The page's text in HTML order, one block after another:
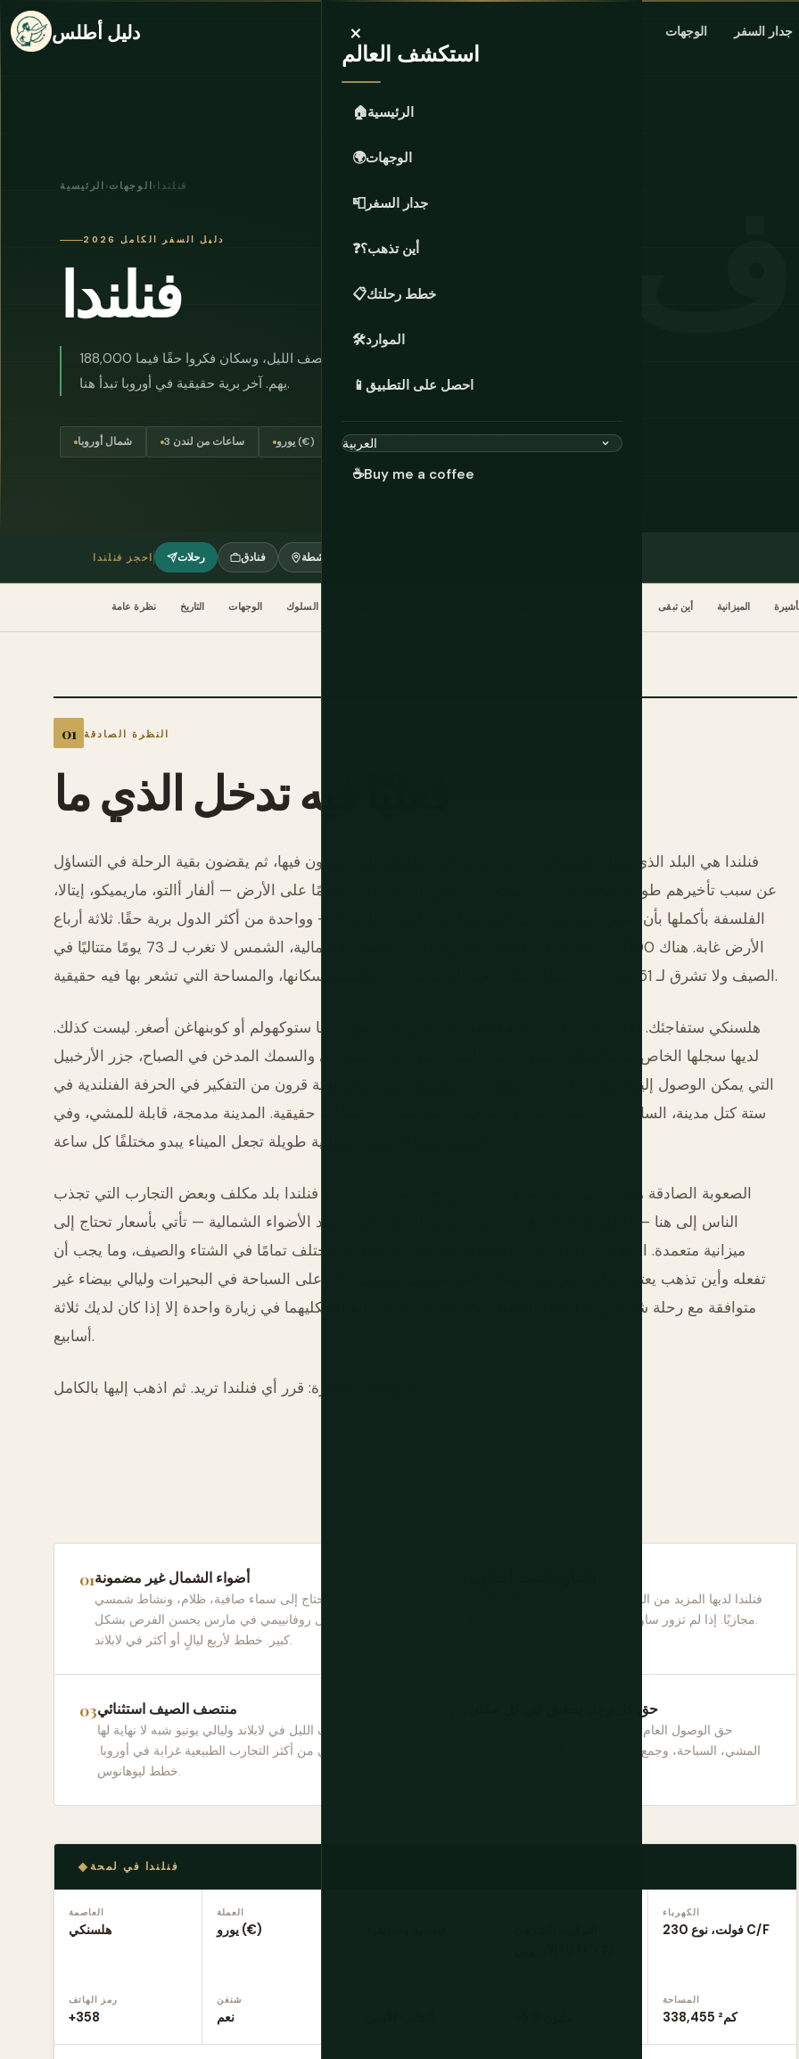
دليل أطلس الوجهات جدار السفر ×
استكشف العالم
🏠الرئيسية
🌍الوجهات
📮 جدار السفر
❓أين تذهب؟
📋خطط رحلتك
🛠️الموارد
📱 احصل على التطبيق
☕Buy me a coffee
الرئيسية ›الوجهات › فنلندا
دليل السفر الكامل 2026
فنلندا
188,000 بحيرة، 3.2 مليون ساونا، شهرين من شمس منتصف الليل، وسكان فكروا حقًا فيما
يهم. آخر برية حقيقية في أوروبا تبدأ هنا.
شمال أوروبا 3 ساعات من لندن يورو (€)
احجز فنلندا رحلات فنادق جولات وأنشطة
نظرة عامة التاريخ الوجهات الثقافة وآداب السلوك أين تبقى الميزانية
النظرة الصادقة
ماالذي تدخلفيه
فنلندا هي البلد الذي يقلل معظم الزوار من شأنه حتى اللحظة التي يصلون فيها، ثم يقضون بقية الرحلة في التساؤل
عن سبب تأخيرهم طويلاً. إنها في الوقت نفسه واحدة من أكثر الدول تصميمًا على الأرض — ألفار أالتو، ماريميكو، إيتالا،
الفلسفة بأكملها بأن الشيء المصنوع جيدًا هو شكل من أشكال الأخلاق — وواحدة من أكثر الدول برية حقًا. ثلاثة أرباع
الأرض غابة. هناك 188,000 بحيرة. في لابلاند، شمال الدائرة القطبية الشمالية، الشمس لا تغرب لـ 73 يومًا متتاليًا في
الصيف ولا تشرق لـ 51 يومًا في الشتاء. البلد بحجم ألمانيا تقريبًا مع خُمس سكانها، والمساحة التي تشعر بها فيه حقيقية.
هلسنكي ستفاجئك. الافتراض، الذي يحمله الأشخاص الذين لم يذهبوا، أنها ستوكهولم أو كوبنهاغن أصغر. ليست كذلك.
لديها سجلها الخاص تمامًا: ساحة السوق على الميناء تبيع التوت السحابي والسمك المدخن في الصباح، جزر الأرخبيل
التي يمكن الوصول إليها بالعبارة في 15 دقيقة، حي التصميم حيث تتركز ثلاثة قرون من التفكير في الحرفة الفنلندية في
ستة كتل مدينة، الساونا التي ليست مرافق فندقية بل مؤسسات اجتماعية حقيقية. المدينة مدمجة، قابلة للمشي، وفي
الصعوبة الصادقة هي نفسها التي تنطبق على النرويج والسويد: التكلفة. فنلندا بلد مكلف وبعض التجارب التي تجذب
الناس إلى هنا — الإغلو الزجاجي في لابلاند، رحلات الرنة، رحلات صيد الأضواء الشمالية — تأتي بأسعار تحتاج إلى
ميزانية متعمدة. الصعوبة الأخرى هي الانقسام الموسمي. فنلندا بلد مختلف تمامًا في الشتاء والصيف، وما يجب أن
تفعله وأين تذهب يعتمد تمامًا على متى تصل. رحلة منتصف الصيف تركز على السباحة في البحيرات وليالي بيضاء غير
متوافقة مع رحلة شتاء لرؤية أضواء الشمال، ولا يجب أن تحاول القيام بكليهما في زيارة واحدة إلا إذا كان لديك ثلاثة
أسابيع.
أضواء الشمال غير مضمونة
تحتاج إلى سماء صافية، ظلام، ونشاط شمسي KP3+.
الذهاب شمال روفانييمي في مارس يحسن الفرص بشكل
كبير. خطط لأربع ليالٍ أو أكثر في لابلاند.
فنلندا لديها المزيد من الساونا من السيارات. هذا ليس كلامًا
مجازيًا. إذا لم تزور ساونا حقيقية، فأنت لم تكن في فنلندا.
منتصف الصيف استثنائي
شمس منتصف الليل في لابلاند وليالي يونيو شبه لا نهاية لها
في هلسنكي من أكثر التجارب الطبيعية غرابة في أوروبا.
خطط ليوهانوس.
حق كل رجل ينطبق في كل مكان
حق الوصول العام في فنلندا يعني أنه يمكنك التخييم،
المشي، السباحة، وجمع التوت على أي أرض في البلاد. هذا
فنلندا في لمحة
العاصمة
هلسنكي
العملة
يورو (€)
الكهرباء
230 فولت، نوع C/F
رمز الهاتف
+358
شنغن
نعم
المساحة
338,455 كم²